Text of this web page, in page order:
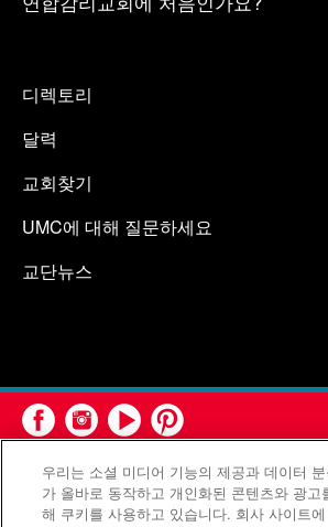
디렉토리
달력
교회찾기
UMC에 대해 질문하세요
교단뉴스
우리는 소셜 미디어 기능의 제공과 데이터
가 올바로 동작하고 개인화된 콘텐츠와 광고
해 쿠키를 사용하고 있습니다. 회사 사이트